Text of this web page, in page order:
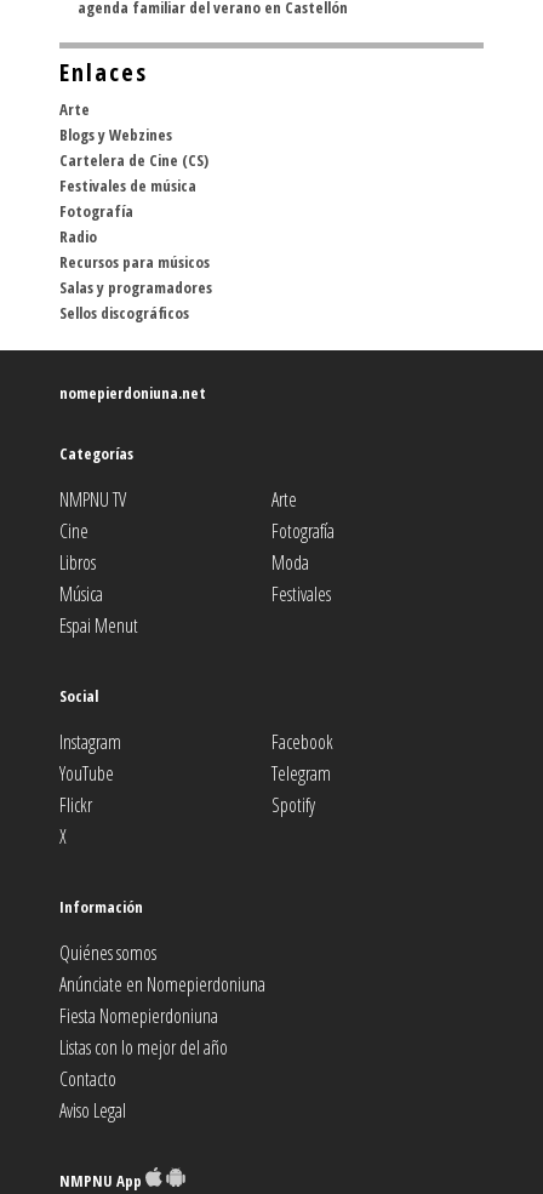
agenda familiar del verano en Castellón
Enlaces
Arte
Blogs y Webzines
Cartelera de Cine (CS)
Festivales de música
Fotografía
Radio
Recursos para músicos
Salas y programadores
Sellos discográficos
nomepierdoniuna.net
Categorías
NMPNU TV
Arte
Cine
Fotografía
Libros
Moda
Música
Festivales
Espai Menut
Social
Instagram
Facebook
YouTube
Telegram
Flickr
Spotify
X
Información
Quiénes somos
Anúnciate en Nomepierdoniuna
Fiesta Nomepierdoniuna
Listas con lo mejor del año
Contacto
Aviso Legal
NMPNU App